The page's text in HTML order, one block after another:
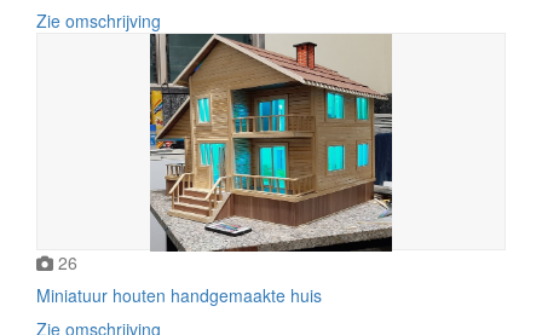
Zie omschrijving
26
Miniatuur houten handgemaakte huis
Zie omschrijving